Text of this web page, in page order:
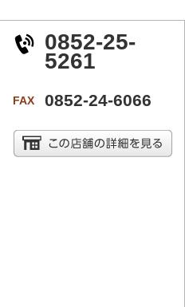
0852-25-
5261
FAX 0852-24-6066